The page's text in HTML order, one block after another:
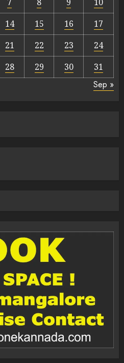
14 15 16
17
21 22 23
24
28 29 30 31
Sep »